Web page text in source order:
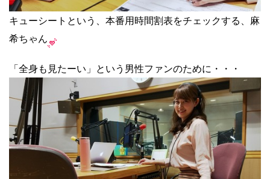
キューシートという、本番用時間割表をチェックする、麻
希ちゃん
「全身も見たーい」という男性ファンのために・・・